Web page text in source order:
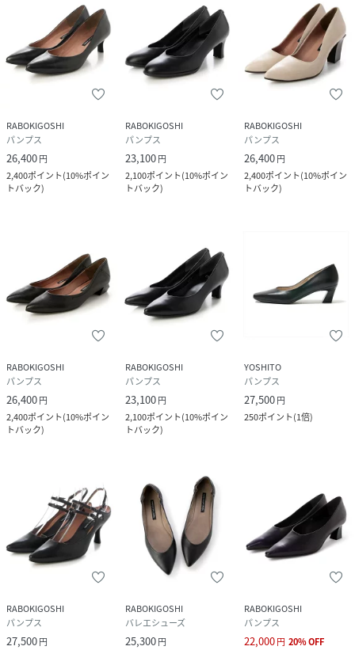
RABOKIGOSHI
パンプス
26,400円
2,400ポイント(10%ポイン
トバック)
RABOKIGOSHI
パンプス
23,100円
2,100ポイント(10%ポイン
トバック)
RABOKIGOSHI
パンプス
26,400円
2,400ポイント(10%ポイン
トバック)
RABOKIGOSHI
パンプス
26,400円
2,400ポイント(10%ポイン
トバック)
RABOKIGOSHI
パンプス
23,100円
2,100ポイント(10%ポイン
トバック)
YOSHITO
パンプス
27,500円
250ポイント(1倍)
RABOKIGOSHI
パンプス
27,500円
RABOKIGOSHI
バレエシューズ
25,300円
RABOKIGOSHI
パンプス
22,000円 20%OFF